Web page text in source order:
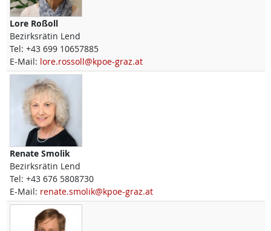
Lore Roßoll
Bezirksrätin Lend
Tel: +43 699 10657885
E-Mail: lore.rossoll@kpoe-graz.at
Renate Smolik
Bezirksrätin Lend
Tel: +43 676 5808730
E-Mail: renate.smolik@kpoe-graz.at